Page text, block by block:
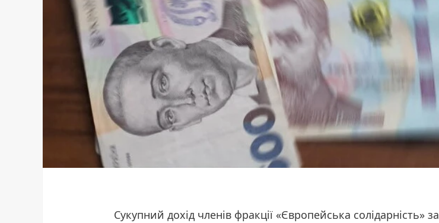
Сукупний дохід членів фракції «Європейська солідарність» за